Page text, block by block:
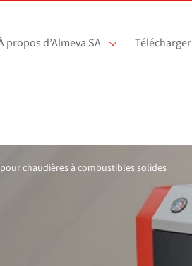
propos d’Almeva SA Télécharger
chaudières à combustibles solides